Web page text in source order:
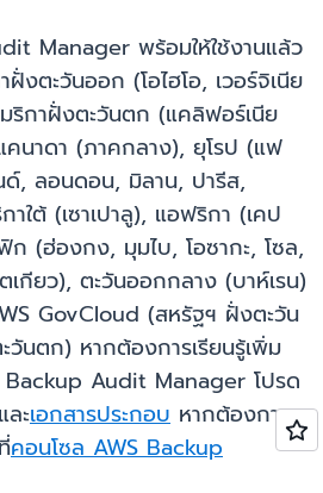
Manager พร้อมให้ใช้งานแล้ว
ฝั่งตะวันออก (โอไฮโอ, เวอร์จิเนีย
ริกาฝั่งตะวันตก (แคลิฟอร์เนีย
นาดา (ภาคกลาง), ยุโรป (แฟ
ด์, ลอนดอน, มิลาน, ปารีส,
ใต้ (เซาเปาลู), แอฟริกา (เคป
ก (ฮ่องกง, มุมไบ, โอซากะ, โซล,
กียว), ตะวันออกกลาง (บาห์เรน)
GovCloud (สหรัฐฯ ฝั่งตะวัน
นตก) หากต้องการเรียนรู้เพิ่ม
Backup Audit Manager โปรด
และเอกสารประกอบ หากต้องการ
คอนโซล AWS Backup